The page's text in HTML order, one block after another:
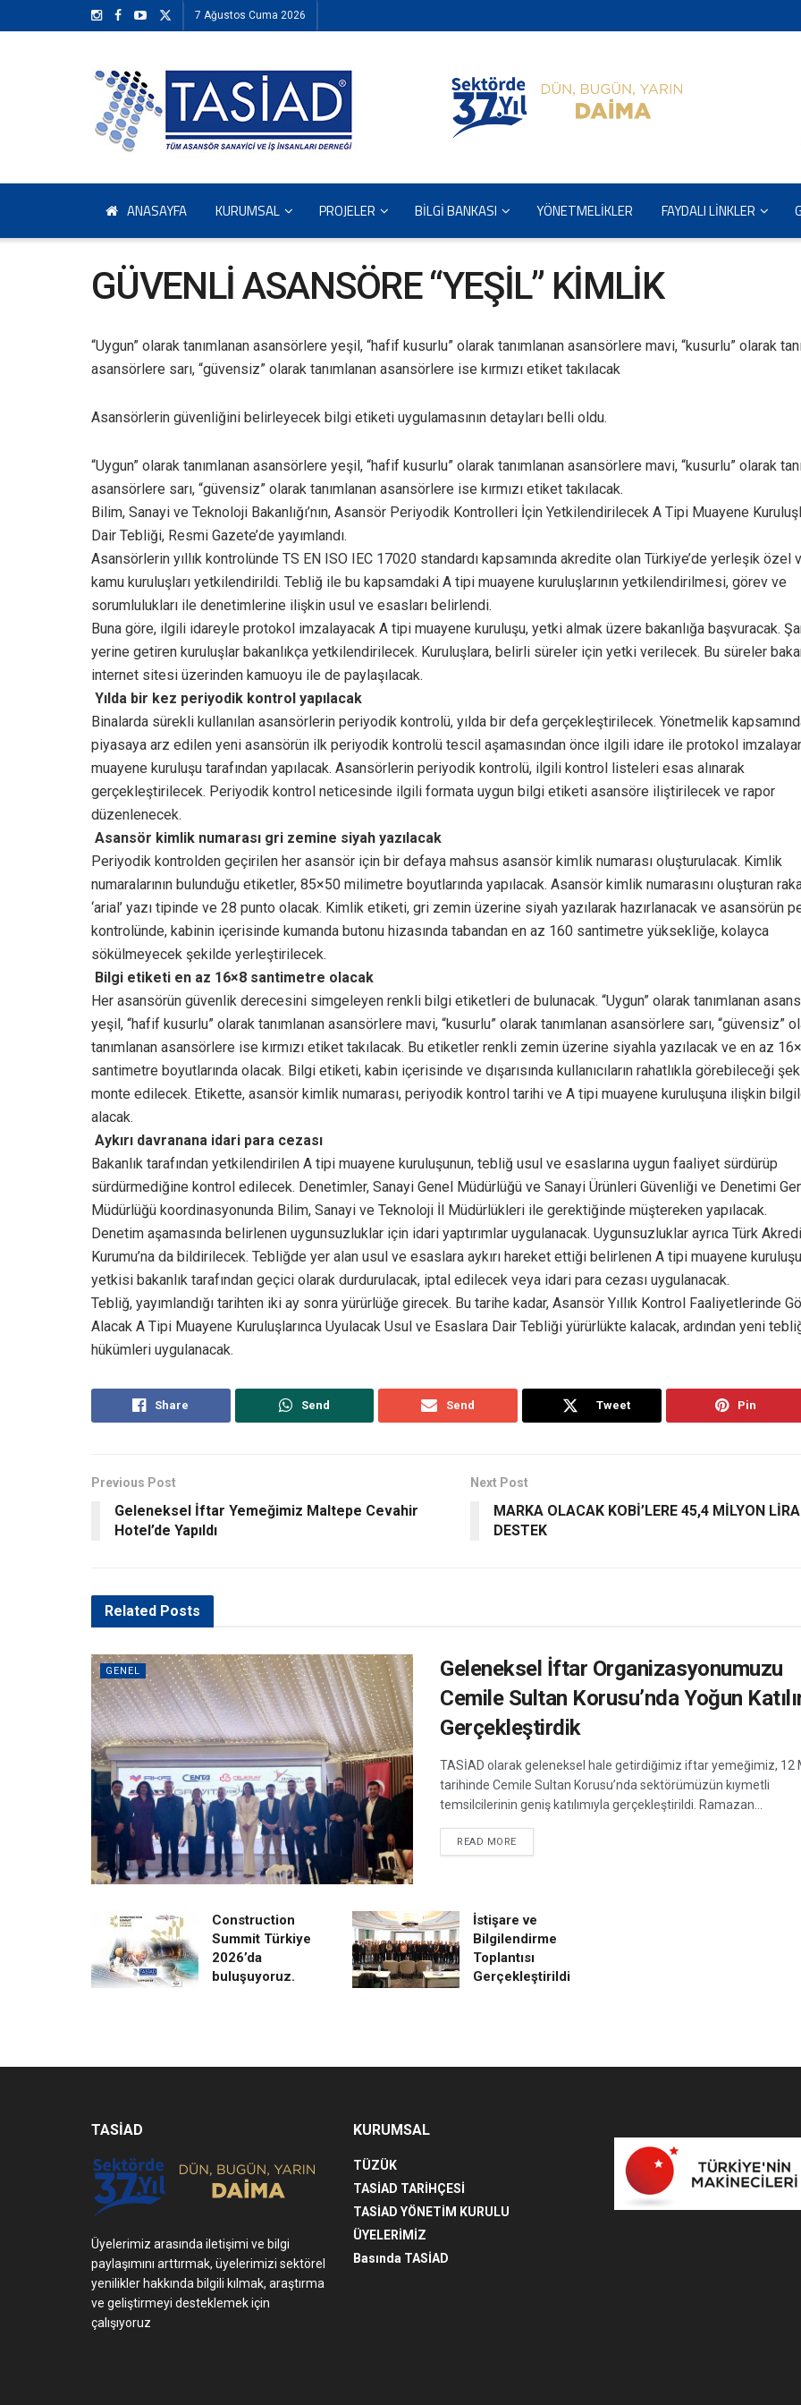
7 Ağustos Cuma 2026
ANASAYFA KURUMSAL PROJELER BİLGİ BANKASI YÖNETMELİKLER FAYDALI LİNKLER
GÜVENLİ ASANSÖRE “YEŞİL” KİMLİK
“Uygun” olarak tanımlanan asansörlere yeşil, “hafif kusurlu” olarak tanımlanan asansörlere mavi, “kusurlu” olarak
asansörlere sarı, “güvensiz” olarak tanımlanan asansörlere ise kırmızı etiket takılacak
Asansörlerin güvenliğini belirleyecek bilgi etiketi uygulamasının detayları belli oldu.
“Uygun” olarak tanımlanan asansörlere yeşil, “hafif kusurlu” olarak tanımlanan asansörlere mavi, “kusurlu” olarak
asansörlere sarı, “güvensiz” olarak tanımlanan asansörlere ise kırmızı etiket takılacak.
Bilim, Sanayi ve Teknoloji Bakanlığı’nın, Asansör Periyodik Kontrolleri İçin Yetkilendirilecek A Tipi Muayene
Dair Tebliği, Resmi Gazete’de yayımlandı.
Asansörlerin yıllık kontrolünde TS EN ISO IEC 17020 standardı kapsamında akredite olan Türkiye’de yerleşik özel
kamu kuruluşları yetkilendirildi. Tebliğ ile bu kapsamdaki A tipi muayene kuruluşlarının yetkilendirilmesi, görev ve
sorumlulukları ile denetimlerine ilişkin usul ve esasları belirlendi.
Buna göre, ilgili idareyle protokol imzalayacak A tipi muayene kuruluşu, yetki almak üzere bakanlığa başvuracak.
yerine getiren kuruluşlar bakanlıkça yetkilendirilecek. Kuruluşlara, belirli süreler için yetki verilecek. Bu süreler
internet sitesi üzerinden kamuoyu ile de paylaşılacak.
Yılda bir kez periyodik kontrol yapılacak
Binalarda sürekli kullanılan asansörlerin periyodik kontrolü, yılda bir defa gerçekleştirilecek. Yönetmelik
piyasaya arz edilen yeni asansörün ilk periyodik kontrolü tescil aşamasından önce ilgili idare ile protokol
muayene kuruluşu tarafından yapılacak. Asansörlerin periyodik kontrolü, ilgili kontrol listeleri esas alınarak
gerçekleştirilecek. Periyodik kontrol neticesinde ilgili formata uygun bilgi etiketi asansöre iliştirilecek ve rapor
düzenlenecek.
Asansör kimlik numarası gri zemine siyah yazılacak
Periyodik kontrolden geçirilen her asansör için bir defaya mahsus asansör kimlik numarası oluşturulacak. Kimlik
numaralarının bulunduğu etiketler, 85×50 milimetre boyutlarında yapılacak. Asansör kimlik numarasını oluşturan
‘arial’ yazı tipinde ve 28 punto olacak. Kimlik etiketi, gri zemin üzerine siyah yazılarak hazırlanacak ve asansörün
kontrolünde, kabinin içerisinde kumanda butonu hizasında tabandan en az 160 santimetre yüksekliğe, kolayca
sökülmeyecek şekilde yerleştirilecek.
Bilgi etiketi en az 16×8 santimetre olacak
Her asansörün güvenlik derecesini simgeleyen renkli bilgi etiketleri de bulunacak. “Uygun” olarak tanımlanan
yeşil, “hafif kusurlu” olarak tanımlanan asansörlere mavi, “kusurlu” olarak tanımlanan asansörlere sarı, “güvensiz”
tanımlanan asansörlere ise kırmızı etiket takılacak. Bu etiketler renkli zemin üzerine siyahla yazılacak ve en az
santimetre boyutlarında olacak. Bilgi etiketi, kabin içerisinde ve dışarısında kullanıcıların rahatlıkla görebileceği
monte edilecek. Etikette, asansör kimlik numarası, periyodik kontrol tarihi ve A tipi muayene kuruluşuna ilişkin
alacak.
Aykırı davranana idari para cezası
Bakanlık tarafından yetkilendirilen A tipi muayene kuruluşunun, tebliğ usul ve esaslarına uygun faaliyet sürdürüp
sürdürmediğine kontrol edilecek. Denetimler, Sanayi Genel Müdürlüğü ve Sanayi Ürünleri Güvenliği ve Denetimi
Müdürlüğü koordinasyonunda Bilim, Sanayi ve Teknoloji İl Müdürlükleri ile gerektiğinde müştereken yapılacak.
Denetim aşamasında belirlenen uygunsuzluklar için idari yaptırımlar uygulanacak. Uygunsuzluklar ayrıca Türk
Kurumu’na da bildirilecek. Tebliğde yer alan usul ve esaslara aykırı hareket ettiği belirlenen A tipi muayene
yetkisi bakanlık tarafından geçici olarak durdurulacak, iptal edilecek veya idari para cezası uygulanacak.
Tebliğ, yayımlandığı tarihten iki ay sonra yürürlüğe girecek. Bu tarihe kadar, Asansör Yıllık Kontrol Faaliyetlerinde
Alacak A Tipi Muayene Kuruluşlarınca Uyulacak Usul ve Esaslara Dair Tebliği yürürlükte kalacak, ardından yeni
hükümleri uygulanacak.
Share Send Send Tweet Pin
Previous Post
Geleneksel İftar Yemeğimiz Maltepe Cevahir
Hotel’de Yapıldı
Next Post
MARKA OLACAK KOBİ’LERE 45,4 MİLYON LİRA
DESTEK
Related Posts
GENEL
Geleneksel İftar Organizasyonumuzu
Cemile Sultan Korusu’nda Yoğun
Gerçekleştirdik
TASİAD olarak geleneksel hale getirdiğimiz iftar yemeğimiz, 12
tarihinde Cemile Sultan Korusu’nda sektörümüzün kıymetli
temsilcilerinin geniş katılımıyla gerçekleştirildi. Ramazan...
READ MOREDETAILS
Construction
Summit Türkiye
2026’da
buluşuyoruz.
İstişare ve
Bilgilendirme
Toplantısı
Gerçekleştirildi
TASİAD
Üyelerimiz arasında iletişimi ve bilgi
paylaşımını arttırmak, üyelerimizi sektörel
yenilikler hakkında bilgili kılmak, araştırma
ve geliştirmeyi desteklemek için
çalışıyoruz
KURUMSAL
TÜZÜK
TASİAD TARİHÇESİ
TASİAD YÖNETİM KURULU
ÜYELERİMİZ
Basında TASİAD